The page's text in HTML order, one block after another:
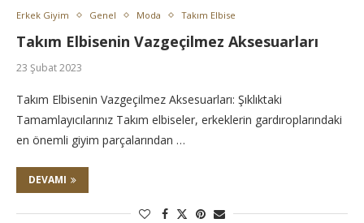
Erkek Giyim Genel Moda Takım Elbise
Takım Elbisenin Vazgeçilmez Aksesuarları
23 Şubat 2023
Takım Elbisenin Vazgeçilmez Aksesuarları: Şıklıktaki
Tamamlayıcılarınız Takım elbiseler, erkeklerin gardıroplarındaki
en önemli giyim parçalarından …
DEVAMI